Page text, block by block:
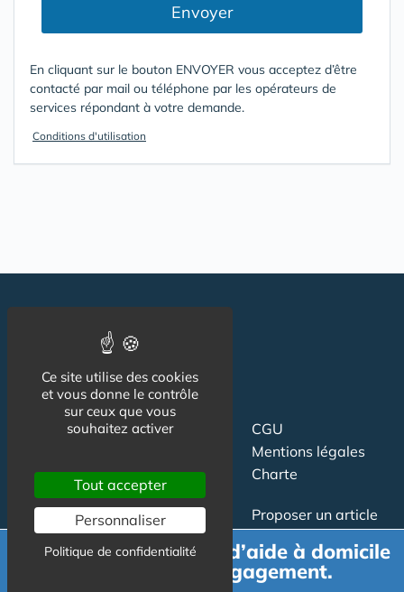
Envoyer
En cliquant sur le bouton ENVOYER vous acceptez d’être
contacté par mail ou téléphone par les opérateurs de
services répondant à votre demande.
Conditions d'utilisation
Suivez-nous
CGU
Mentions légales
Charte
Contact
Newsletter
Publicité
Proposer un article
Demande de devis d’aide à domicile
gratuit et sans engagement.
Ce site utilise des cookies
et vous donne le contrôle
sur ceux que vous
souhaitez activer
Tout accepter
Personnaliser
Politique de confidentialité